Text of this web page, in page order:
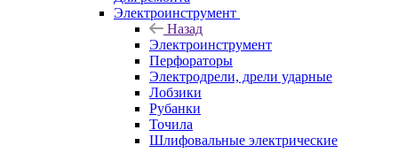
Электроинструмент
Назад
Электроинструмент
Перфораторы
Электродрели, дрели ударные
Лобзики
Рубанки
Точила
Шлифовальные электрические